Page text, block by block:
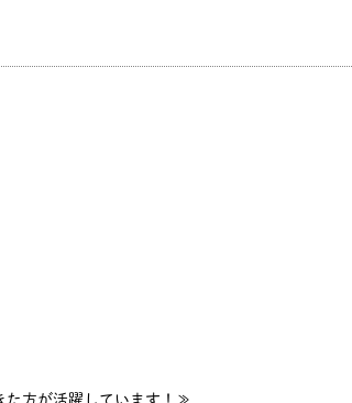
た方が活躍しています！≫